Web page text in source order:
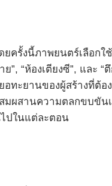
ครั้งนี้ภาพยนตร์เลือกใ
“ห้องเตียงซี”, และ “
ทะยานของผู้สร้างที่ต้อ
ผสานความตลกขบขันเ
ปในแต่ละตอน